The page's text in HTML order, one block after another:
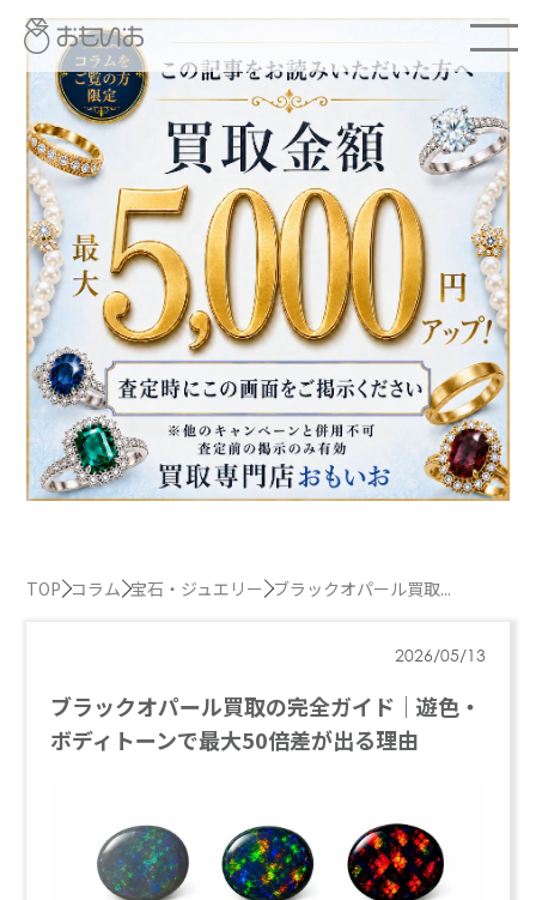
TOP コラム 宝石・ジュエリー ブラックオパール買取...
2026/05/13
ブラックオパール買取の完全ガイド｜遊色・
ボディトーンで最大50倍差が出る理由